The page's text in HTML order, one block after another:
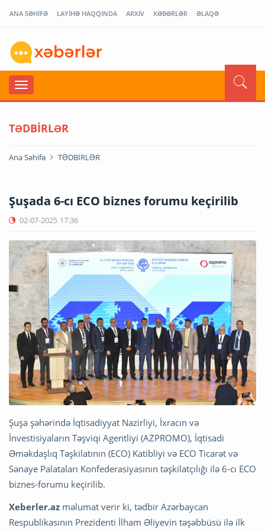
ANA SƏHİFƏ LAYİHƏ HAQQINDA ARXİV XƏBƏRLƏR ƏLAQƏ
TƏDBİRLƏR
Ana Səhifə TƏDBİRLƏR
Şuşada 6-cı ECO biznes forumu keçirilib
02-07-2025 17:36
Şuşa şəhərində İqtisadiyyat Nazirliyi, İxracın və
İnvestisiyaların Təşviqi Agentliyi (AZPROMO), İqtisadi
Əməkdaşlıq Təşkilatının (ECO) Katibliyi və ECO Ticarət və
Sənaye Palataları Konfederasiyasının təşkilatçılığı ilə 6-cı ECO
biznes-forumu keçirilib.
Xeberler.az məlumat verir ki, tədbir Azərbaycan
Respublikasının Prezidenti İlham Əliyevin təşəbbüsü ilə ilk